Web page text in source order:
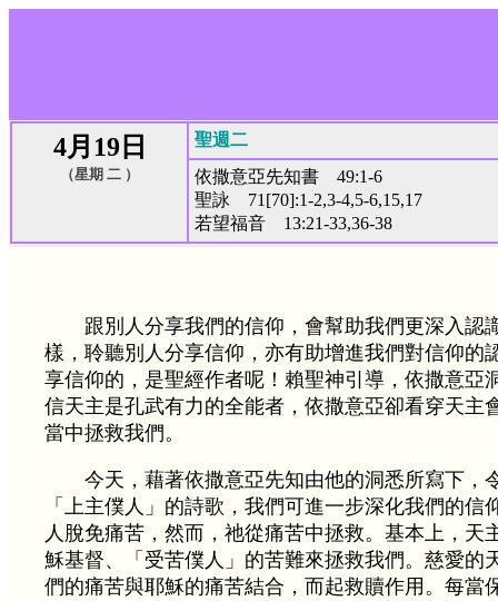
4月19日
（星期 二 ）
聖週二
依撒意亞先知書 49:1-6
聖詠 71[70]:1-2,3-4,5-6,15,17
若望福音 13:21-33,36-38
跟別人分享我們的信仰，會幫助我們更深入認
樣，聆聽別人分享信仰，亦有助增進我們對信仰的
享信仰的，是聖經作者呢！賴聖神引導，依撒意亞
信天主是孔武有力的全能者，依撒意亞卻看穿天主
當中拯救我們。
今天，藉著依撒意亞先知由他的洞悉所寫下，
「上主僕人」的詩歌，我們可進一步深化我們的信
人脫免痛苦，然而，祂從痛苦中拯救。基本上，天
穌基督、「受苦僕人」的苦難來拯救我們。慈愛的
們的痛苦與耶穌的痛苦結合，而起救贖作用。每當